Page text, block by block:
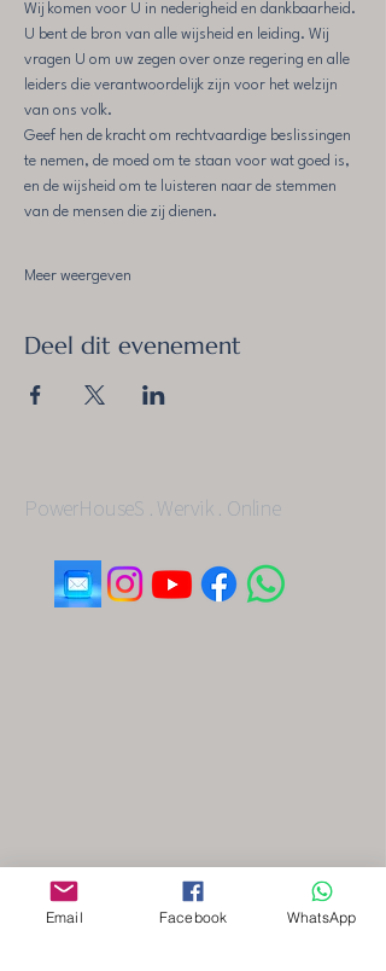
Wij komen voor U in nederigheid en dankbaarheid.
U bent de bron van alle wijsheid en leiding. Wij
vragen U om uw zegen over onze regering en alle
leiders die verantwoordelijk zijn voor het welzijn
van ons volk.
Geef hen de kracht om rechtvaardige beslissingen
te nemen, de moed om te staan voor wat goed is,
en de wijsheid om te luisteren naar de stemmen
van de mensen die zij dienen.
Meer weergeven
Deel dit evenement
PowerHouseS . Wervik . Online
Email Facebook WhatsApp